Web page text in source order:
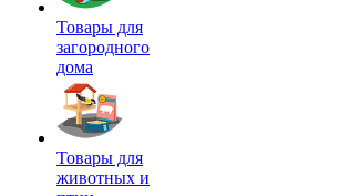
Товары для
загородного
дома
Товары для
животных и